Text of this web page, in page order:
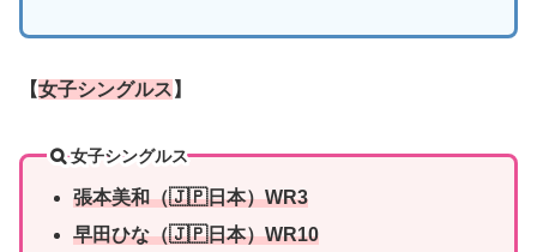
【女子シングルス 】
女子シングルス
張本美和（🇯🇵日本）WR3
早田ひな（🇯🇵日本）WR10